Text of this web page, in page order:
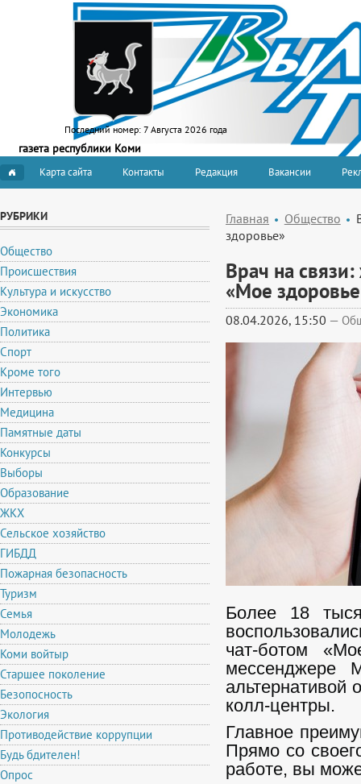
Последний номер: 7 Августа 2026 года
газета республики Коми
Карта сайта Контакты Редакция Вакансии
РУБРИКИ
Общество
Происшествия
Культура и искусство
Экономика
Политика
Спорт
Кроме того
Интервью
Медицина
Памятные даты
Конкурсы
Выборы
Образование
ЖКХ
Сельское хозяйство
ГИБДД
Пожарная безопасность
Туризм
Семья
Молодежь
Коми войтыр
Старшее поколение
Безопосность
Экология
Противодействие коррупции
Будь бдителен!
Опрос
Главная Общество
здоровье»
Врач на
«Мое
08.04.2026, 15:50 —
Более 18
чат-ботом
мессенджере
альтернативой
колл-центры.
Главное
Прямо со
работе, вы